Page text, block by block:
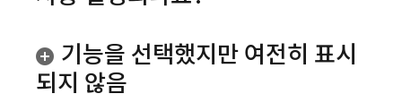
기능을 선택했지만 여전히 표시
되지 않음